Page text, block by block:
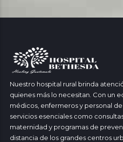
Nuestro hospital rural brinda
quienes más lo necesitan. Con un
médicos, enfermeros y personal
servicios esenciales como
maternidad y programas de
distancia de los grandes centros